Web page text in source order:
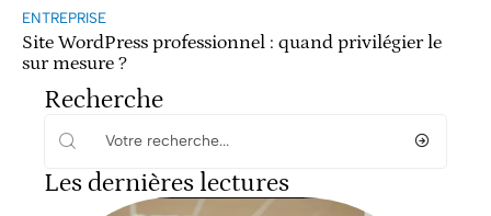
ENTREPRISE
Site WordPress professionnel : quand privilégier le
sur mesure ?
Recherche
Les dernières lectures